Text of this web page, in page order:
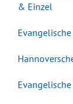
& Einzel